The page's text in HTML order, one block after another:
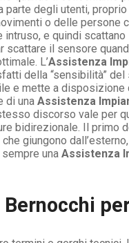
degli utenti,
o delle persone
e quindi
il sensore
L’Assistenza
della “sensibilità”
e mette a
di una Assistenza
discorso vale per
bidirezionale. Il primo
giungono
una Assistenza